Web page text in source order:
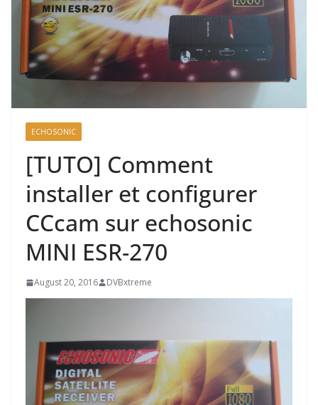
ECHOSONIC
[TUTO] Comment
installer et configurer
CCcam sur echosonic
MINI ESR-270
August 20, 2016 DVBxtreme